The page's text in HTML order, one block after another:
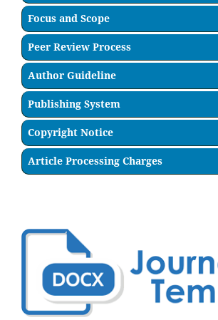
Focus and Scope
Peer Review Process
Author Guideline
Publishing System
Copyright Notice
Article Processing Charges